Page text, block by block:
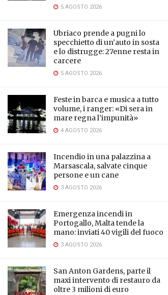
5 AGOSTO 2026
Ubriaco prende a pugni lo
specchietto di un’auto in sosta
e lo distrugge: 27enne resta in
carcere
5 AGOSTO 2026
Feste in barca e musica a tutto
volume, i ranger: «Di sera in
mare regna l’impunità»
4 AGOSTO 2026
Incendio in una palazzina a
Marsascala, salvate cinque
persone e un cane
3 AGOSTO 2026
Emergenza incendi in
Portogallo, Malta tende la
mano: inviati 40 vigili del fuoco
3 AGOSTO 2026
San Anton Gardens, parte il
maxi intervento di restauro da
oltre 3 milioni di euro